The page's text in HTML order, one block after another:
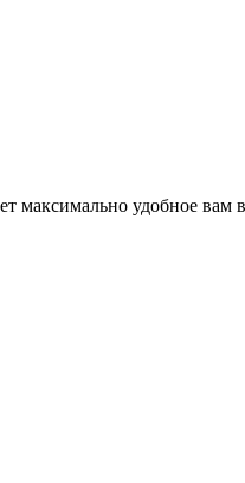
максимально удобное вам